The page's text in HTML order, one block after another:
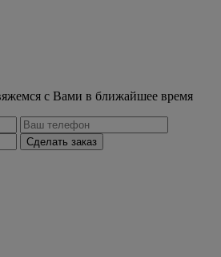
с Вами в ближайшее время
Сделать заказ